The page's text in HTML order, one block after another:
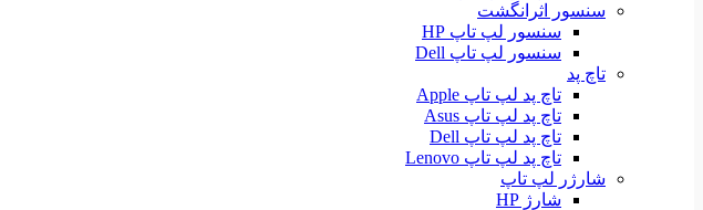
سنسور اثرانگشت
سنسور لپ تاپ HP
سنسور لپ تاپ Dell
تاچ پد
تاچ پد لپ تاپ Apple
تاچ پد لپ تاپ Asus
تاچ پد لپ تاپ Dell
تاچ پد لپ تاپ Lenovo
شارژر لپ تاپ
شارژ HP